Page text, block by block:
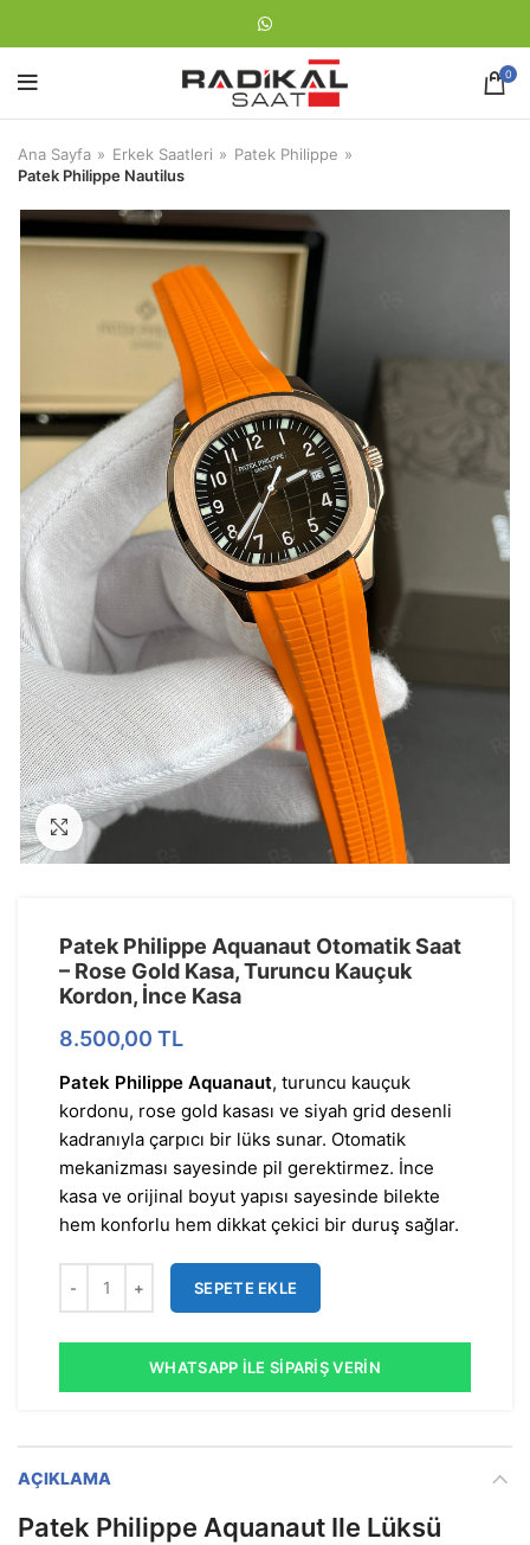
0
Ana Sayfa Erkek Saatleri
Patek Philippe
Patek Philippe Nautilus
Görseli Büyütün
Patek Philippe Aquanaut Otomatik Saat
– Rose Gold Kasa, Turuncu Kauçuk
Kordon, İnce Kasa
8.500,00 TL
Patek Philippe Aquanaut, turuncu kauçuk
kordonu, rose gold kasası ve siyah grid desenli
kadranıyla çarpıcı bir lüks sunar. Otomatik
mekanizması sayesinde pil gerektirmez. İnce
kasa ve orijinal boyut yapısı sayesinde bilekte
hem konforlu hem dikkat çekici bir duruş sağlar.
SEPETE EKLE
WHATSAPP İLE SIPARIŞ VERIN
AÇIKLAMA
Patek Philippe Aquanaut Ile Lüksü